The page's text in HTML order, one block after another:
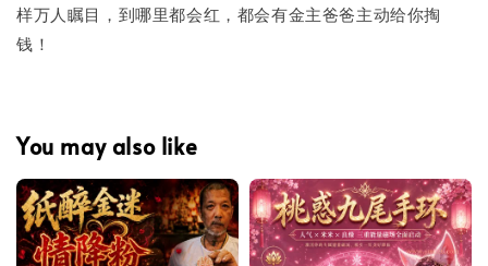
样万人瞩目，到哪里都会红，都会有金主爸爸主动给你掏
钱！
You may also like